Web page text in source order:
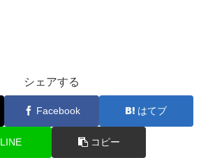
シェアする
Facebook はてブ
LINE コピー